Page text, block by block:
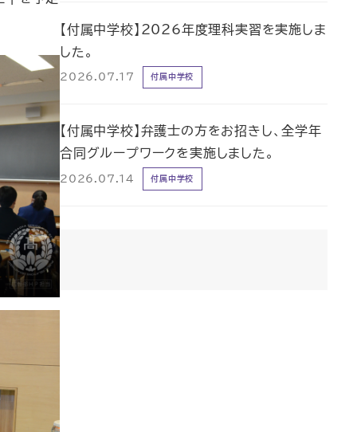
【付属中学校】2026年度理科実習を実施しま
した。
2026.07.17 付属中学校
【付属中学校】弁護士の方をお招きし、全学年
合同グループワークを実施しました。
2026.07.14 付属中学校